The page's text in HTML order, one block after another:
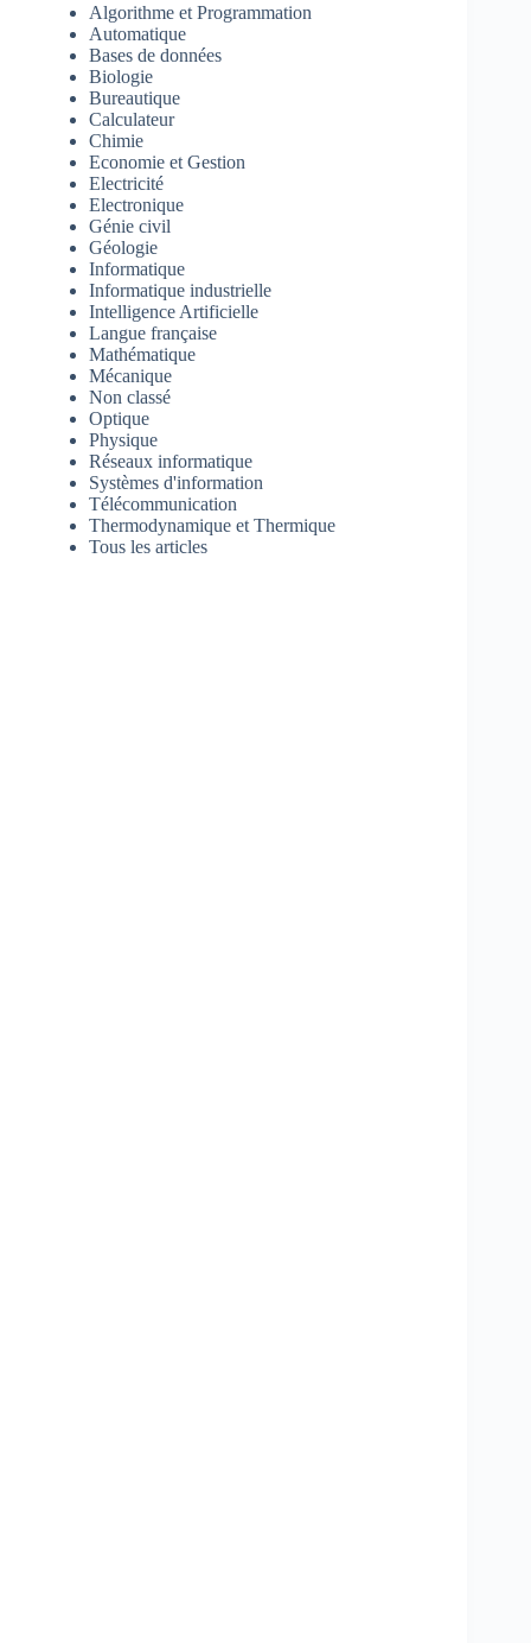
Algorithme et Programmation
Automatique
Bases de données
Biologie
Bureautique
Calculateur
Chimie
Economie et Gestion
Electricité
Electronique
Génie civil
Géologie
Informatique
Informatique industrielle
Intelligence Artificielle
Langue française
Mathématique
Mécanique
Non classé
Optique
Physique
Réseaux informatique
Systèmes d'information
Télécommunication
Thermodynamique et Thermique
Tous les articles